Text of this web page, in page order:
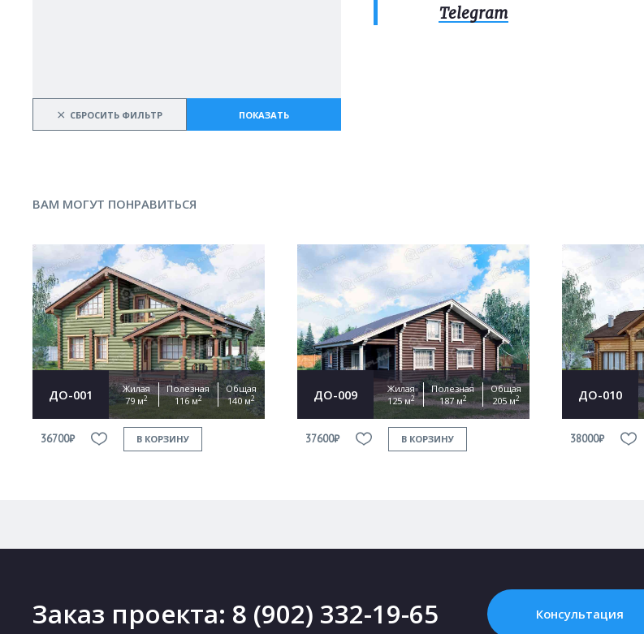
× СБРОСИТЬ ФИЛЬТР ПОКАЗАТЬ
Telegram
ВАМ МОГУТ ПОНРАВИТЬСЯ
ДО-001
Жилая
79 м2
Полезная
116 м2
Общая
140 м2
36700₽ В КОРЗИНУ
ДО-009
Жилая
125 м2
Полезная
187 м2
Общая
205 м2
37600₽ В КОРЗИНУ
ДО-010
38000₽
Заказ проекта: 8 (902) 332-19-65 Консультация